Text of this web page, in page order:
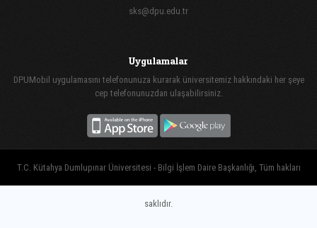
sks@dpu.edu.tr
Uygulamalar
DPUMobil uygulamasını telefonunuza kurarak üniversitemiz hakkındaki her şeye
cep telefonunuzdan ulaşabilirsiniz.
T.C. Kütahya Dumlupınar Üniversitesi - Bilgi İşlem Daire Başkanlığı, Tüm hakları
saklıdır.